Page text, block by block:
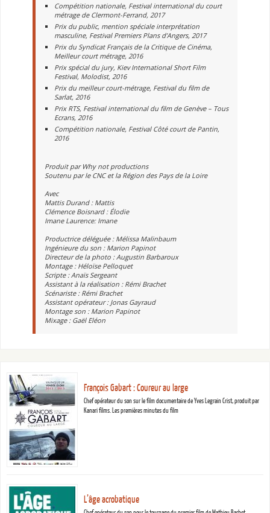
Compétition nationale, Festival international du court
métrage de Clermont-Ferrand, 2017
Prix du public, mention spéciale interprétation
masculine, Festival Premiers Plans d’Angers, 2017
Prix du Syndicat Français de la Critique de Cinéma,
Meilleur court métrage, 2016
Prix spécial du jury, Kiev International Short Film
Festival, Molodist, 2016
Prix du meilleur court-métrage, Festival du film de
Sarlat, 2016
Prix RTS, Festival international du film de Genève – Tous
Ecrans, 2016
Compétition nationale, Festival Côté court de Pantin,
2016
Produit par Why not productions
Soutenu par le CNC et la Région des Pays de la Loire
Avec
Mattis Durand : Mattis
Clémence Boisnard : Élodie
Imane Laurence: Imane
Productrice déléguée : Mélissa Malinbaum
Ingénieure du son : Marion Papinot
Directeur de la photo : Augustin Barbaroux
Montage : Héloïse Pelloquet
Scripte : Anaïs Sergeant
Assistant à la réalisation : Rémi Brachet
Scénariste : Rémi Brachet
Assistant opérateur : Jonas Gayraud
Montage son : Marion Papinot
Mixage : Gaël Eléon
François Gabart : Coureur au large
Chef opérateur du son sur le film documentaire de Yves Legrain Crist, produit par
Kanari films. Les premières minutes du film
L’âge acrobatique